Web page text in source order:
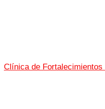
Clínica de Fortalecimientos